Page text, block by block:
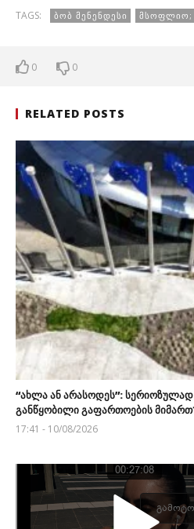
TAGS: ᲑᲝᲑ ᲛᲔᲜᲔᲜᲓᲔᲡᲘ ᲛᲡᲝᲤᲚᲘᲝ;
0 0
RELATED POSTS
“ახლა ან არასოდეს”:
განწყობილი გაფართოების
17:41 - 10/08/2026